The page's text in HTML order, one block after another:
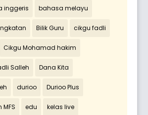
inggeris bahasa melayu
Bilik Guru cikgu fadli
Cikgu Mohamad hakim
Salleh Dana Kita
durioo Durioo Plus
MFS edu kelas live